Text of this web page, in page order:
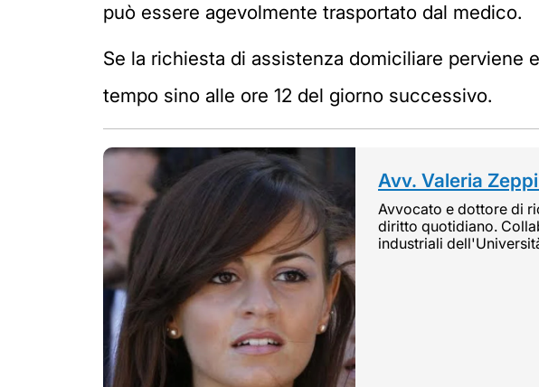
può essere agevolmente trasportato dal medico.
Se la richiesta di assistenza domiciliare perviene
tempo sino alle ore 12 del giorno successivo.
Avv. Valeria
Avvocato e dottore di
diritto quotidiano.
industriali